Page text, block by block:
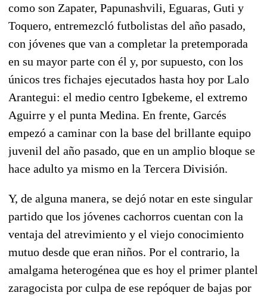
como son Zapater, Papunashvili, Eguaras, Guti y
Toquero, entremezcló futbolistas del año pasado,
con jóvenes que van a completar la pretemporada
en su mayor parte con él y, por supuesto, con los
únicos tres fichajes ejecutados hasta hoy por Lalo
Arantegui: el medio centro Igbekeme, el extremo
Aguirre y el punta Medina. En frente, Garcés
empezó a caminar con la base del brillante equipo
juvenil del año pasado, que en un amplio bloque se
hace adulto ya mismo en la Tercera División.
Y, de alguna manera, se dejó notar en este singular
partido que los jóvenes cachorros cuentan con la
ventaja del atrevimiento y el viejo conocimiento
mutuo desde que eran niños. Por el contrario, la
amalgama heterogénea que es hoy el primer plantel
zaragocista por culpa de ese repóquer de bajas por